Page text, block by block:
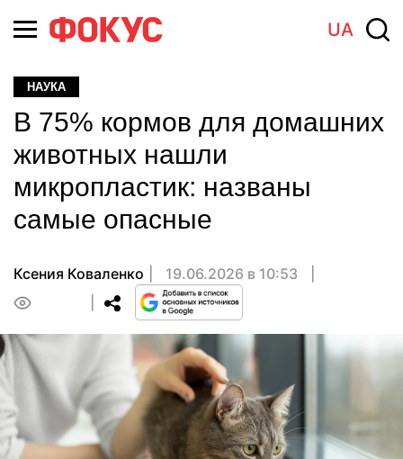
UA
НАУКА
В 75% кормов для домашних
животных нашли
микропластик: названы
самые опасные
Ксения Коваленко
19.06.2026 в 10:53